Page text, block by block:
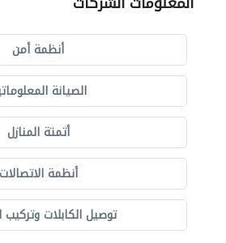
أنظمة أمن
الصيانة
أتمتة المنازل
أنظمة الاتصالات
توصيل الكابلات